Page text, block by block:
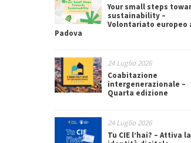
Your small steps
sustainability –
Volontariato europeo
Padova
24 Luglio 2026
Coabitazione
intergenerazionale –
Quarta edizione
24 Luglio 2026
Tu CIE l’hai? – Attiva